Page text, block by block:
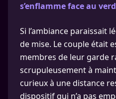
s’enflamme face au
Si l’ambiance paraissait
de mise. Le couple était
membres de leur garde
scrupuleusement à
curieux à une distance
dispositif qui n’a pas